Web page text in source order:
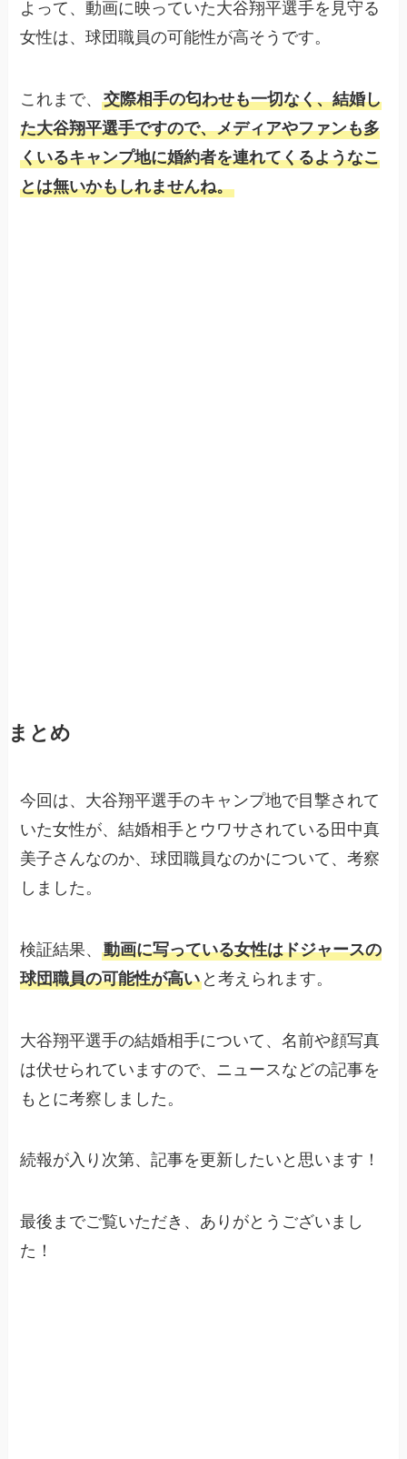
よって、動画に映っていた大谷翔平選手を見守る
女性は、球団職員の可能性が高そうです。
これまで、交際相手の匂わせも一切なく、結婚し
た大谷翔平選手ですので、メディアやファンも多
くいるキャンプ地に婚約者を連れてくるようなこ
とは無いかもしれませんね。
まとめ
今回は、大谷翔平選手のキャンプ地で目撃されて
いた女性が、結婚相手とウワサされている田中真
美子さんなのか、球団職員なのかについて、考察
しました。
検証結果、動画に写っている女性はドジャースの
球団職員の可能性が高い と考えられます。
大谷翔平選手の結婚相手について、名前や顔写真
は伏せられていますので、ニュースなどの記事を
もとに考察しました。
続報が入り次第、記事を更新したいと思います！
最後までご覧いただき、ありがとうございまし
た！